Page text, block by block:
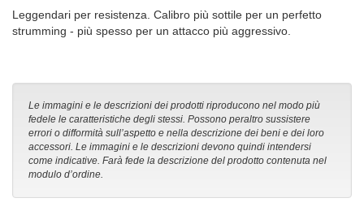
Leggendari per resistenza. Calibro più sottile per un perfetto
strumming - più spesso per un attacco più aggressivo.
Le immagini e le descrizioni dei prodotti riproducono nel modo più
fedele le caratteristiche degli stessi. Possono peraltro sussistere
errori o difformità sull’aspetto e nella descrizione dei beni e dei loro
accessori. Le immagini e le descrizioni devono quindi intendersi
come indicative. Farà fede la descrizione del prodotto contenuta nel
modulo d’ordine.